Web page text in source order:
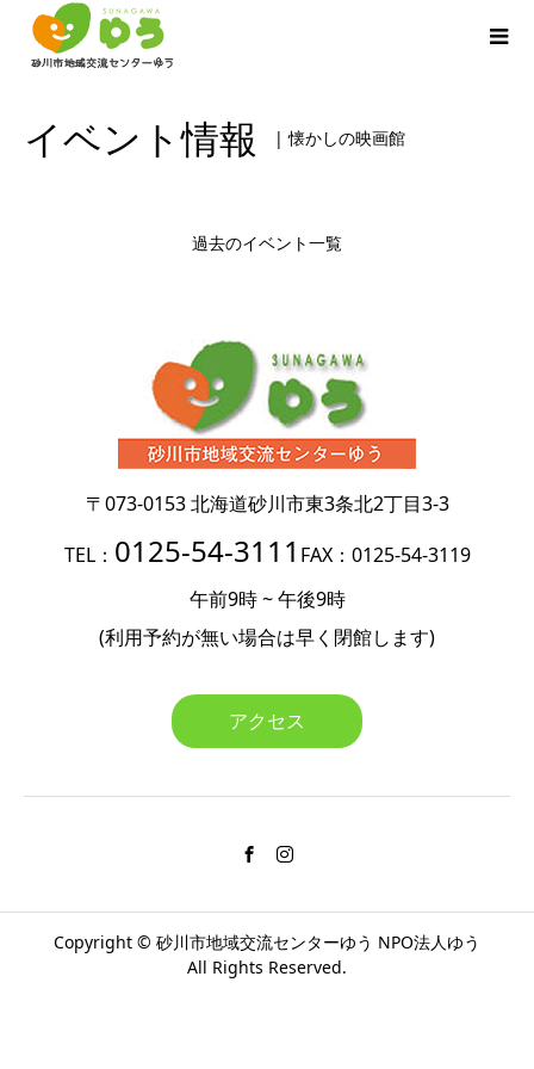
イベント情報 | 懐かしの映画館
過去のイベント一覧
〒073-0153北海道砂川市東3条北2丁目3-3
TEL： 0125-54-3111 FAX：0125-54-3119
午前9時 ~ 午後9時
(利用予約が無い場合は早く閉館します)
アクセス
Copyright © 砂川市地域交流センターゆう NPO法人ゆう
All Rights Reserved.